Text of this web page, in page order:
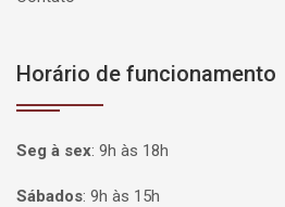
Horário de funcionamento
Seg à sex: 9h às 18h
Sábados: 9h às 15h